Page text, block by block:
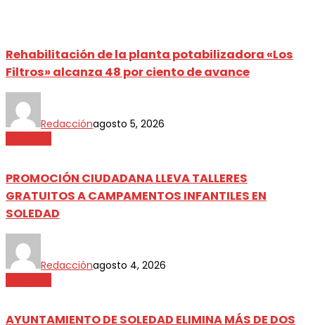
Rehabilitación de la planta potabilizadora «Los
Filtros» alcanza 48 por ciento de avance
Redacciónagosto 5, 2026
PROMOCIÓN CIUDADANA LLEVA TALLERES
GRATUITOS A CAMPAMENTOS INFANTILES EN
SOLEDAD
Redacciónagosto 4, 2026
AYUNTAMIENTO DE SOLEDAD ELIMINA MÁS DE DOS